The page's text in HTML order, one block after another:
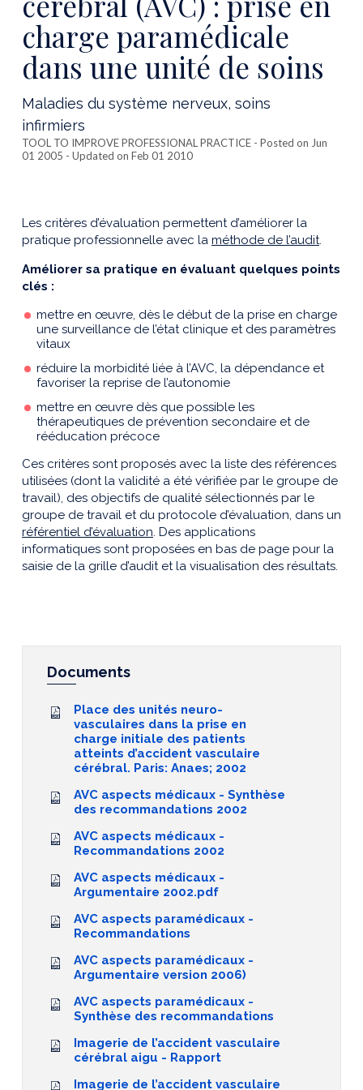
charge paramédicale
dans une unité de soins
Maladies du système nerveux, soins
infirmiers
TOOL TO IMPROVE PROFESSIONAL PRACTICE - Posted on Jun
01 2005 - Updated on Feb 01 2010
Les critères d’évaluation permettent d’améliorer la
pratique professionnelle avec la méthode de l’audit.
Améliorer sa pratique en évaluant quelques points
clés :
mettre en œuvre, dès le début de la prise en charge
une surveillance de l’état clinique et des paramètres
vitaux
réduire la morbidité liée à l’AVC, la dépendance et
favoriser la reprise de l’autonomie
mettre en œuvre dès que possible les
thérapeutiques de prévention secondaire et de
rééducation précoce
Ces critères sont proposés avec la liste des références
utilisées (dont la validité a été vérifiée par le groupe de
travail), des objectifs de qualité sélectionnés par le
groupe de travail et du protocole d’évaluation, dans un
référentiel d’évaluation. Des applications
informatiques sont proposées en bas de page pour la
saisie de la grille d’audit et la visualisation des résultats.
Documents
Place des unités neuro-
vasculaires dans la prise en
charge initiale des patients
atteints d’accident vasculaire
cérébral. Paris: Anaes; 2002
AVC aspects médicaux - Synthèse
des recommandations 2002
AVC aspects médicaux -
Recommandations 2002
AVC aspects médicaux -
Argumentaire 2002.pdf
AVC aspects paramédicaux -
Recommandations
AVC aspects paramédicaux -
Argumentaire version 2006)
AVC aspects paramédicaux -
Synthèse des recommandations
Imagerie de l’accident vasculaire
cérébral aigu - Rapport
Imagerie de l’accident vasculaire